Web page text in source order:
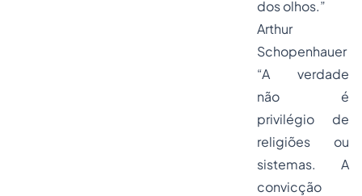
dos olhos.”
Arthur
Schopenhauer
“A verdade
não é
privilégio de
religiões ou
sistemas. A
convicção